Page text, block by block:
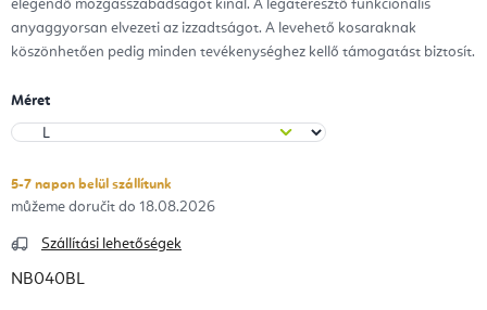
elegendő mozgásszabadságot kínál. A légáteresztő funkcionális
anyaggyorsan elvezeti az izzadtságot. A levehető kosaraknak
köszönhetően pedig minden tevékenységhez kellő támogatást biztosít.
Méret
5-7 napon belül szállítunk
18.08.2026
Szállítási lehetőségek
NB040BL